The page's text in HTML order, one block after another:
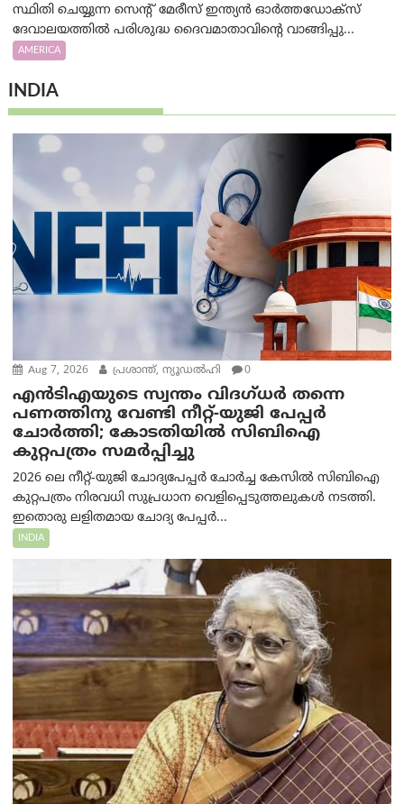
സ്ഥിതി ചെയ്യുന്ന സെന്റ് മേരീസ് ഇന്ത്യൻ ഓർത്തഡോക്സ്
ദേവാലയത്തിൽ പരിശുദ്ധ ദൈവമാതാവിന്റെ വാങ്ങിപ്പു...
AMERICA
INDIA
Aug 7, 2026 പ്രശാന്ത്, ന്യൂഡല്‍ഹി 0
എൻ‌ടി‌എയുടെ സ്വന്തം വിദഗ്ധർ തന്നെ
പണത്തിനു വേണ്ടി നീറ്റ്-യു‌ജി പേപ്പർ
ചോർത്തി; കോടതിയില്‍ സിബിഐ
കുറ്റപത്രം സമര്‍പ്പിച്ചു
2026 ലെ നീറ്റ്-യുജി ചോദ്യപേപ്പർ ചോർച്ച കേസിൽ സിബിഐ
കുറ്റപത്രം നിരവധി സുപ്രധാന വെളിപ്പെടുത്തലുകൾ നടത്തി.
ഇതൊരു ലളിതമായ ചോദ്യ പേപ്പർ...
INDIA